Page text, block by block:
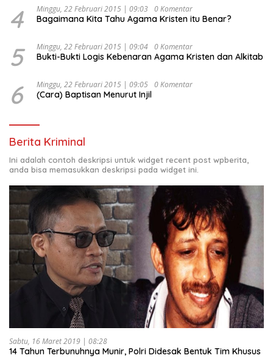
4 Minggu, 22 Februari 2015 | 09:03 0 Komentar
Bagaimana Kita Tahu Agama Kristen itu Benar?
5 Minggu, 22 Februari 2015 | 09:04 0 Komentar
Bukti-Bukti Logis Kebenaran Agama Kristen dan Alkitab
6 Minggu, 22 Februari 2015 | 09:05 0 Komentar
(Cara) Baptisan Menurut Injil
Berita Kriminal
Ini adalah contoh deskripsi untuk widget recent post wpberita,
anda bisa memasukkan deskripsi pada widget ini.
Sabtu, 16 Maret 2019 | 08:28
14 Tahun Terbunuhnya Munir, Polri Didesak Bentuk Tim Khusus